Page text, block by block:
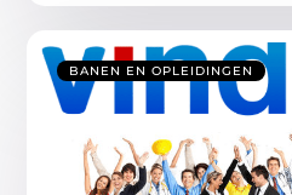
BANEN EN OPLEIDINGEN